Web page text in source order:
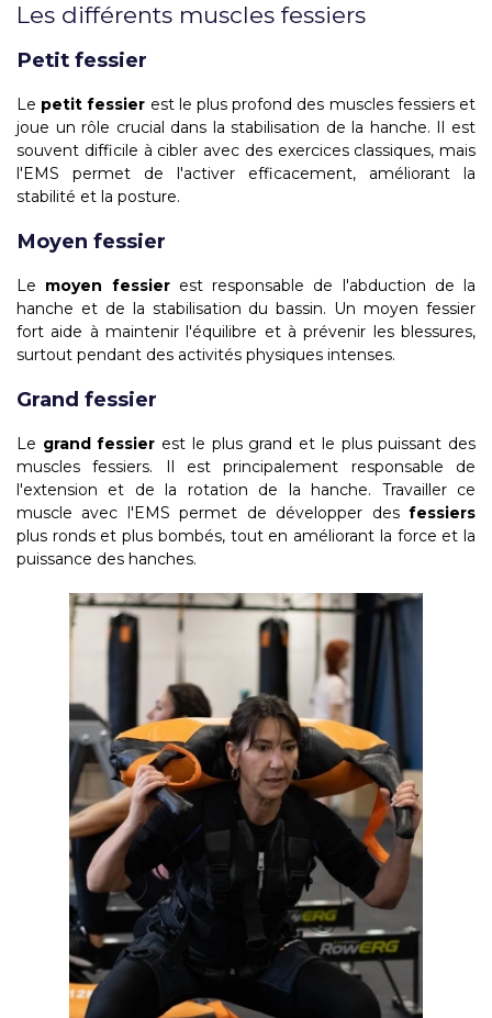
Les différents muscles fessiers
Petit fessier
Le petit fessier est le plus profond des muscles fessiers et
joue un rôle crucial dans la stabilisation de la hanche. Il est
souvent difficile à cibler avec des exercices classiques, mais
l'EMS permet de l'activer efficacement, améliorant la
stabilité et la posture.
Moyen fessier
Le moyen fessierest responsable de l'abduction de la
hanche et de la stabilisation du bassin. Un moyen fessier
fort aide à maintenir l'équilibre et à prévenir les blessures,
surtout pendant des activités physiques intenses.
Grand fessier
Le grand fessier est le plus grand et le plus puissant des
muscles fessiers. Il est principalement responsable de
l'extension et de la rotation de la hanche. Travailler ce
muscle avec l'EMS permet de développer des fessiers
plus ronds et plus bombés, tout en améliorant la force et la
puissance des hanches.